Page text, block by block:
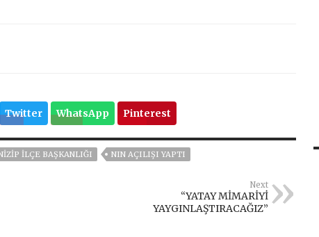
Twitter WhatsApp Pinterest
İLÇE BAŞKANLIĞI NIN AÇILIŞI YAPTI
Next
“YATAY MİMARİYİ
YAYGINLAŞTIRACAĞIZ”